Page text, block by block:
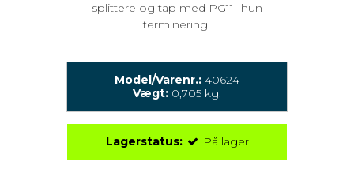
splittere og tap med PG11- hun
terminering
Model/Varenr.: 40624
Vægt: 0,705 kg.
Lagerstatus: På lager